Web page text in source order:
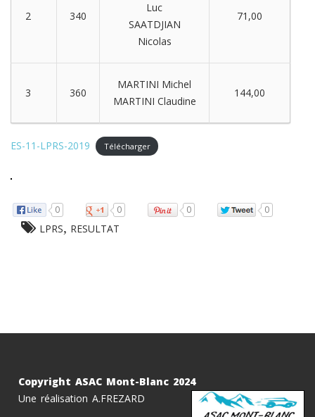
2 340
Luc
SAATDJIAN
Nicolas
71,00
3 360
MARTINI Michel
MARTINI Claudine
144,00
ES-11-LPRS-2019 Télécharger
0 0 0 0
LPRS, RESULTAT
Copyright ASAC Mont-Blanc 2024
Une réalisation A.FREZARD